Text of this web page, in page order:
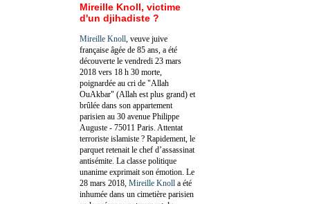
Mireille Knoll, victime
d'un djihadiste ?
Mireille Knoll , veuve juive
française âgée de 85 ans, a été
découverte le vendredi 23 mars
2018 vers 18 h 30 morte,
poignardée au cri de "Allah
OuAkbar" (Allah est plus grand) et
brûlée dans son appartement
parisien au 30 avenue Philippe
Auguste - 75011 Paris. Attentat
terroriste islamiste ? Rapidement, le
parquet retenait le chef d’assassinat
antisémite. La classe politique
unanime exprimait son émotion. Le
28 mars 2018, Mireille Knoll a été
inhumée dans un cimetière parisien